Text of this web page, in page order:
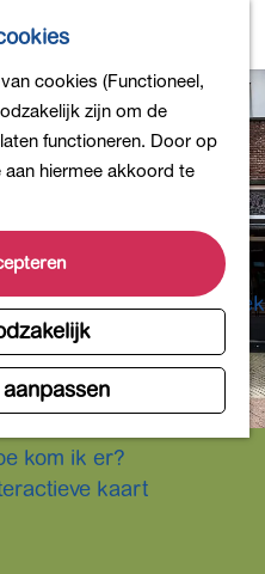
cookies (Functioneel,
zijn om de
functioneren. Door op
hiermee akkoord te
en Bloemen
eten
- Inschrijven
natuur in
en meer
uit de Bollenstreek
en actief
kom ik er?
kaart